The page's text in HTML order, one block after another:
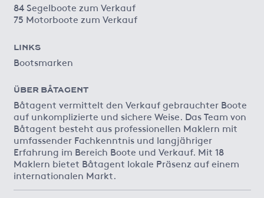
84 Segelboote zum Verkauf
75 Motorboote zum Verkauf
LINKS
Bootsmarken
ÜBER BÅTAGENT
Båtagent vermittelt den Verkauf gebrauchter Boote
auf unkomplizierte und sichere Weise. Das Team von
Båtagent besteht aus professionellen Maklern mit
umfassender Fachkenntnis und langjähriger
Erfahrung im Bereich Boote und Verkauf. Mit 18
Maklern bietet Båtagent lokale Präsenz auf einem
internationalen Markt.